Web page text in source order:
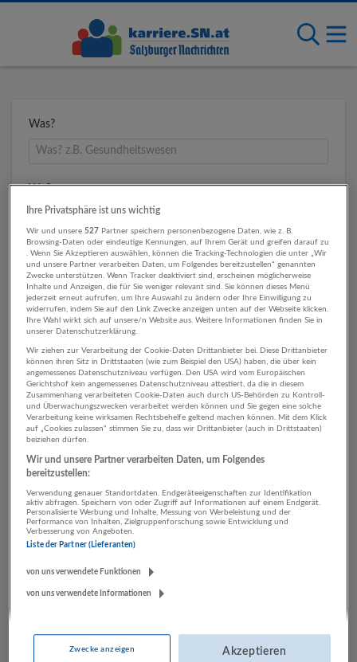
Was?
Wo?
Umkreis
1 Handwerk IT-
Dienstleistungen
Unternehmen
Bergheim bei Salzburg
Bau | Beherbergung und Gastronomie | Einzelhandel |
Ihre Privatsphäre ist uns wichtig
Wir und unsere527 Partner speichern personenbezogene Daten, wie z. B.
Browsing-Daten oder eindeutige Kennungen, auf Ihrem Gerät und greifen darauf zu
. Wenn Sie Akzeptieren auswählen, können die Tracking-Technologien die unter „Wir
und unsere Partner verarbeiten Daten, um Folgendes bereitzustellen“ genannten
Zwecke unterstützen. Wenn Tracker deaktiviert sind, erscheinen möglicherweise
Inhalte und Anzeigen, die für Sie weniger relevant sind. Sie können dieses Menü
jederzeit erneut aufrufen, um Ihre Auswahl zu ändern oder Ihre Einwilligung zu
widerrufen, indem Sie auf den Link Zwecke anzeigen unten auf der Webseite klicken.
Ihre Wahl wirkt sich auf unsere/n Website aus. Weitere Informationen finden Sie in
unserer Datenschutzerklärung.
Wir ziehen zur Verarbeitung der Cookie-Daten Drittanbieter bei. Diese Drittanbieter
können ihren Sitz in Drittstaaten (wie zum Beispiel den USA) haben, die über kein
angemessenes Datenschutzniveau verfügen. Den USA wird vom Europäischen
Gerichtshof kein angemessenes Datenschutzniveau attestiert, da die in diesem
Zusammenhang verarbeiteten Cookie-Daten auch durch US-Behörden zu Kontroll-
und Überwachungszwecken verarbeitet werden können und Sie gegen eine solche
Verarbeitung keine wirksamen Rechtsbehelfe geltend machen können. Mit dem Klick
auf „Cookies zulassen“ stimmen Sie zu, dass wir Drittanbieter (auch in Drittstaaten)
beiziehen dürfen.
Wir und unsere Partner verarbeiten Daten, um Folgendes
bereitzustellen:
Verwendung genauer Standortdaten. Endgeräteeigenschaften zur Identifikation
aktiv abfragen. Speichern von oder Zugriff auf Informationen auf einem Endgerät.
Personalisierte Werbung und Inhalte, Messung von Werbeleistung und der
Performance von Inhalten, Zielgruppenforschung sowie Entwicklung und
Verbesserung von Angeboten.
Liste der Partner (Lieferanten)
von uns verwendete Funktionen
von uns verwendete Informationen
Zwecke anzeigen Akzeptieren